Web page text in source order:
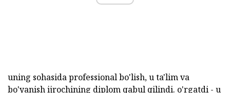
uning sohasida professional bo'lish, u ta'lim va
bo'yanish ijrochining diplom qabul qilindi. o'rgatdi - u